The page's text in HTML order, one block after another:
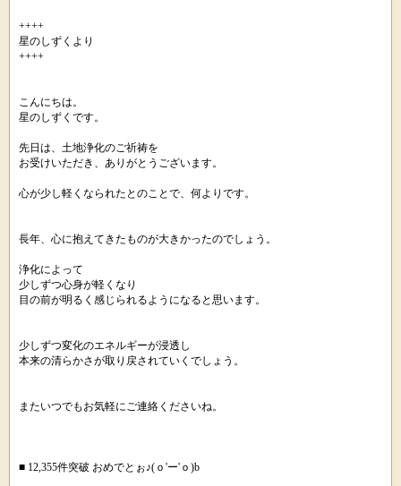
++++
星のしずくより
++++
こんにちは。
星のしずくです。
先日は、土地浄化のご祈祷を
お受けいただき、ありがとうございます。
心が少し軽くなられたとのことで、何よりです。
長年、心に抱えてきたものが大きかったのでしょう。
浄化によって
少しずつ心身が軽くなり
目の前が明るく感じられるようになると思います。
少しずつ変化のエネルギーが浸透し
本来の清らかさが取り戻されていくでしょう。
またいつでもお気軽にご連絡くださいね。
■ 12,355件突破 おめでとぉ♪(ｏ'ー'ｏ)b